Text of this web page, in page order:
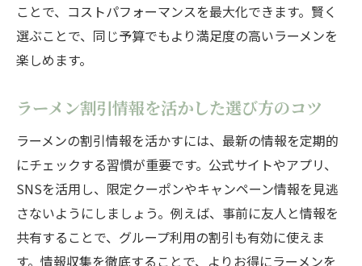
ことで、コストパフォーマンスを最大化できます。賢く
選ぶことで、同じ予算でもより満足度の高いラーメンを
楽しめます。
ラーメン割引情報を活かした選び方のコツ
ラーメンの割引情報を活かすには、最新の情報を定期的
にチェックする習慣が重要です。公式サイトやアプリ、
SNSを活用し、限定クーポンやキャンペーン情報を見逃
さないようにしましょう。例えば、事前に友人と情報を
共有することで、グループ利用の割引も有効に使えま
す。情報収集を徹底することで、よりお得にラーメンを